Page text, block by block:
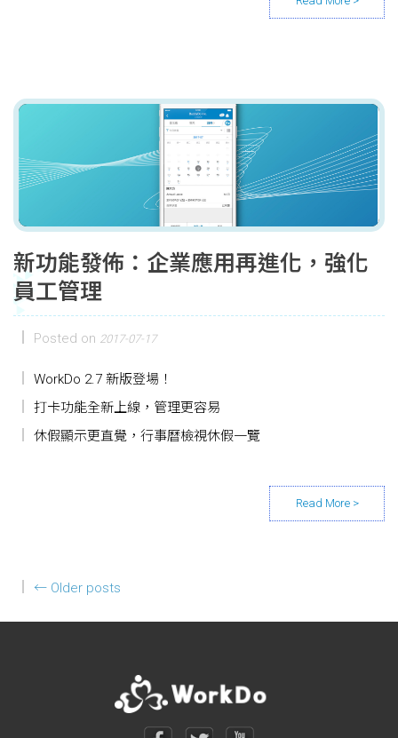
新功能發佈：企業應用再進化，強化
員工管理
Posted on 2017-07-17
WorkDo 2.7 新版登場！
打卡功能全新上線，管理更容易
休假顯示更直覺，行事曆檢視休假一覽
Posts navigation
← Older posts